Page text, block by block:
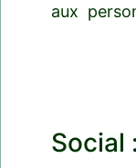
aux
Social :